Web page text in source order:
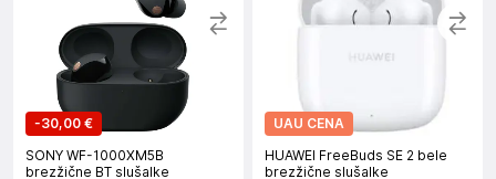
-30,00 €
SONY WF-1000XM5B
brezžične BT slušalke
UAU CENA
HUAWEI FreeBuds SE 2 bele
brezžične slušalke